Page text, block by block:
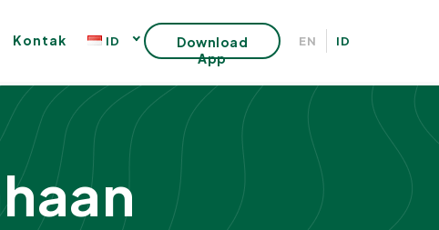
Download
App
EN ID
Kontak ID